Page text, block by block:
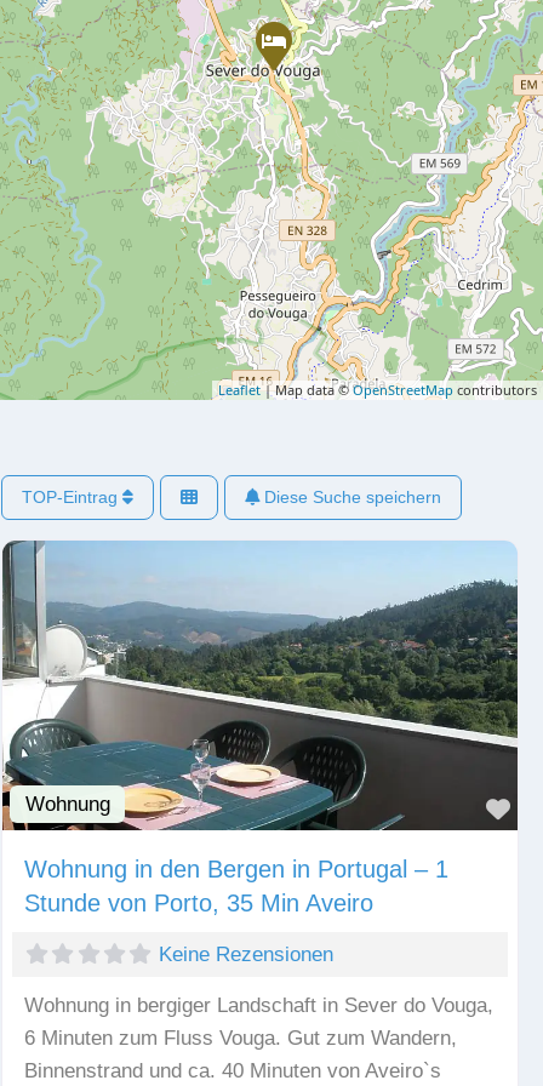
Leaflet| Map data © OpenStreetMap contributors
TOP-Eintrag Diese Suche speichern
Wohnung
Wohnung in den Bergen in Portugal – 1
Stunde von Porto, 35 Min Aveiro
Keine Rezensionen
Wohnung in bergiger Landschaft in Sever do Vouga,
6 Minuten zum Fluss Vouga. Gut zum Wandern,
Binnenstrand und ca. 40 Minuten von Aveiro`s